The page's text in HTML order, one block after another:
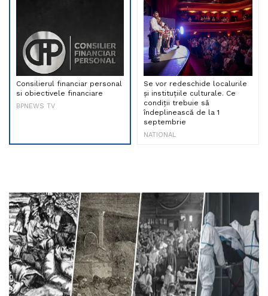
Consilierul financiar personal
si obiectivele financiare
BPNEWS TV
Se vor redeschide localurile
și instituțiile culturale. Ce
condiții trebuie să
îndeplinească de la 1
septembrie
NATIONAL